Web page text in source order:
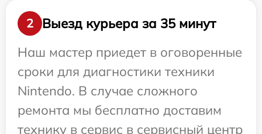
2
Выезд курьера за 35 минут
Наш мастер приедет в оговоренные
сроки для диагностики техники
Nintendo. В случае сложного
ремонта мы бесплатно доставим
технику в сервис в сервисный центр